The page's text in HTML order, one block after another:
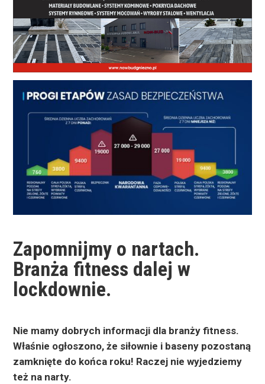
Zapomnijmy o nartach.
Branża fitness dalej w
lockdownie.
Nie mamy dobrych informacji dla branży fitness.
Właśnie ogłoszono, że siłownie i baseny pozostaną
zamknięte do końca roku! Raczej nie wyjedziemy
też na narty.